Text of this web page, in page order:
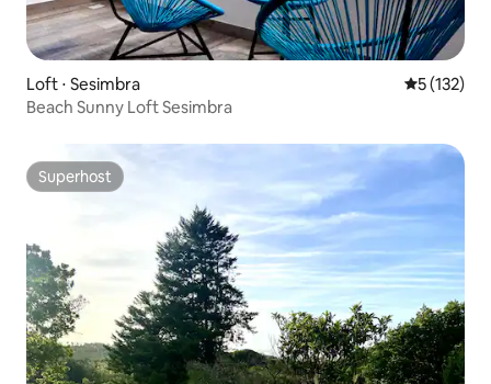
Loft ⋅ Sesimbra 5 de uma
5 (132)
Beach Sunny Loft Sesimbra
Superhost
Superhost